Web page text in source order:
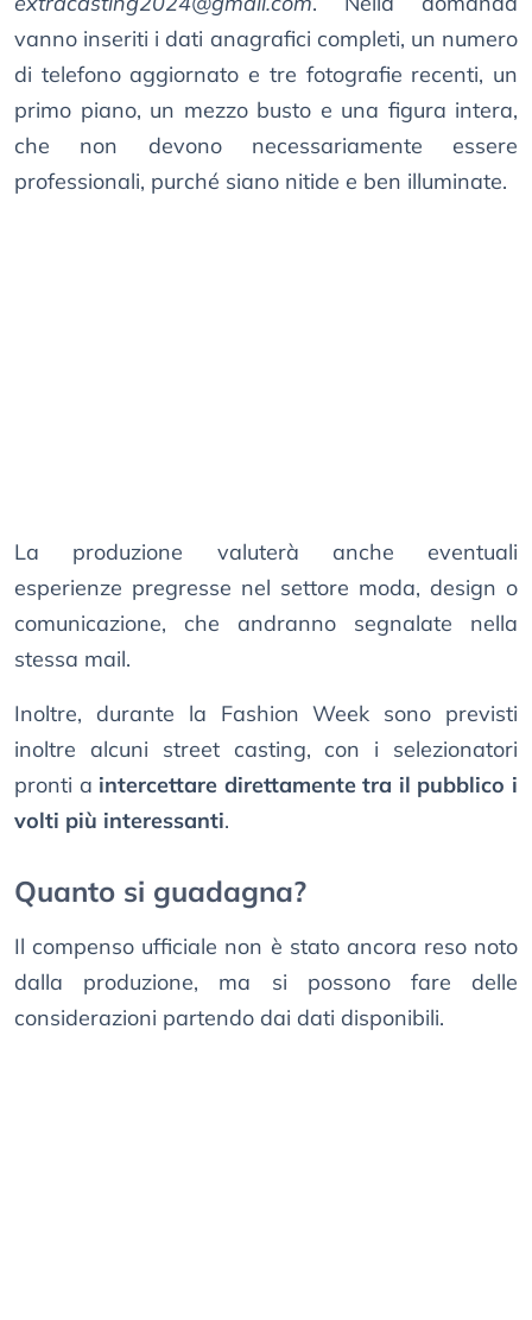
vanno inseriti i dati anagrafici completi, un numero
di telefono aggiornato e tre fotografie recenti, un
primo piano, un mezzo busto e una figura intera,
che non devono necessariamente essere
professionali, purché siano nitide e ben illuminate.
La produzione valuterà anche eventuali
esperienze pregresse nel settore moda, design o
comunicazione, che andranno segnalate nella
stessa mail.
Inoltre, durante la Fashion Week sono previsti
inoltre alcuni street casting, con i selezionatori
pronti a intercettare direttamente tra il pubblico i
volti più interessanti.
Quanto si guadagna?
Il compenso ufficiale non è stato ancora reso noto
dalla produzione, ma si possono fare delle
considerazioni partendo dai dati disponibili.